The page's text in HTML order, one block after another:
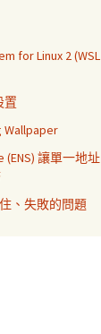
for Linux 2 (WSL
置
(ENS) 讓單一地址
、失敗的問題